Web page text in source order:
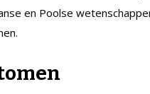
en Poolse